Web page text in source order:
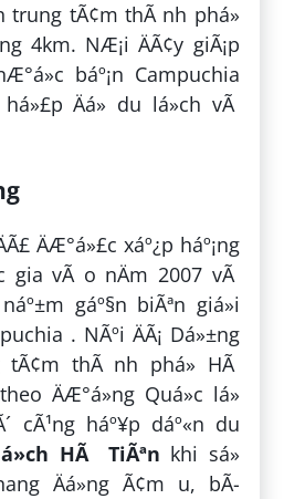
trung tÃ¢m thÃ nh phá»
4km. NÆ¡i ÄÃ¢y giÃ¡p
báº¡n Campuchia
Äá» du lá»ch vÃ
ÄÆ°á»£c xáº¿p háº¡ng
gia vÃ o nÄm 2007 vÃ
gáº§n biÃªn giá»i
. NÃºi ÄÃ¡ Dá»±ng
tÃ¢m thÃ nh phá» HÃ
ÄÆ°á»ng Quá»c lá»
cÃ¹ng háº¥p dáº«n du
HÃ TiÃªn khi sá»
Äá»ng Ã¢m u, bÃ­